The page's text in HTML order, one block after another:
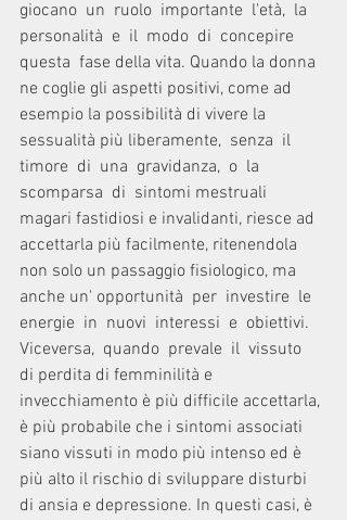
giocano  un  ruolo  importante  l'età,  la
personalità  e  il  modo  di  concepire
questa  fase della vita. Quando la donna
ne coglie gli aspetti positivi, come ad
esempio la possibilità di vivere la
sessualità più liberamente,  senza  il
timore  di  una  gravidanza,  o  la
scomparsa  di  sintomi mestruali
magari fastidiosi e invalidanti, riesce ad
accettarla più facilmente, ritenendola
non solo un passaggio fisiologico, ma
anche un' opportunità  per  investire  le
energie  in  nuovi  interessi  e  obiettivi.
Viceversa,  quando  prevale  il  vissuto
di perdita di femminilità e
invecchiamento è più difficile accettarla,
è più probabile che i sintomi associati
siano vissuti in modo più intenso ed è
più alto il rischio di sviluppare disturbi
di ansia e depressione. In questi casi, è